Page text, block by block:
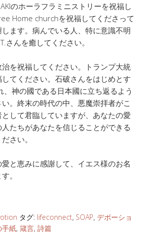
のホーラフラミニストリーを祝福し
Home churchを祝福してくださって
ます。病んでいる人、特に意識不明
さんを癒してください。
を祝福してください。トランプ大統
てください。石破さんをはじめとす
、神の國である日本國に立ち返るよう
。終末の時代の中、悪魔崇拝者がこ
して君臨していますが、あなたの愛
たちがあなたを信じることができる
さい。
と恵みに感謝して、イエス様のお名
。
タグ: lifeconnect, SOAP, デボーショ
手紙, 箴言, 詩篇